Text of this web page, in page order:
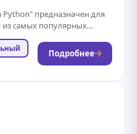
предназначен для
из самых популярных
Независимо от...
Подробнее